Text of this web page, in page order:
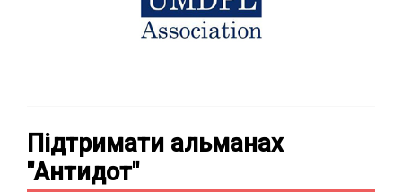
Підтримати альманах
"Антидот"